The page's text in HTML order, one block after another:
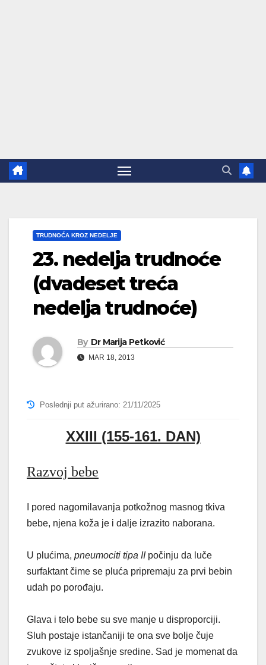
TRUDNOĆA KROZ NEDELJE
23. nedelja trudnoće
(dvadeset treća
nedelja trudnoće)
By Dr Marija Petković
MAR 18, 2013
Poslednji put ažurirano: 21/11/2025
XXIII (155-161. DAN)
Razvoj bebe
I pored nagomilavanja potkožnog masnog tkiva
bebe, njena koža je i dalje izrazito naborana.
U plućima, pneumociti tipa IIpočinju da luče
surfaktant čime se pluća pripremaju za prvi bebin
udah po porođaju.
Glava i telo bebe su sve manje u disproporciji.
Sluh postaje istančaniji te ona sve bolje čuje
zvukove iz spoljašnje sredine. Sad je momenat da